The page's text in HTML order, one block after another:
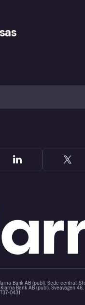
al
Bank AB (publ). Sede central:
Bank AB (publ). Sveavägen 46,
0431